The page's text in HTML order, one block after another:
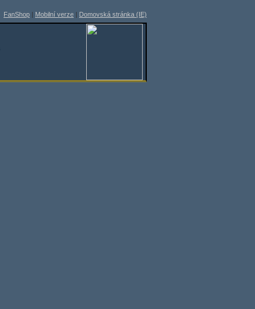
FanShop | Mobilní verze | Domovská stránka (IE)